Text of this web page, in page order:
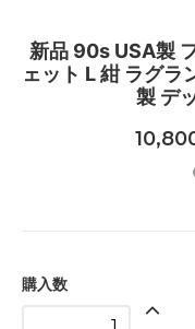
新品 90s USA製
ェット L 紺 ラグラ
製 デ
購入数